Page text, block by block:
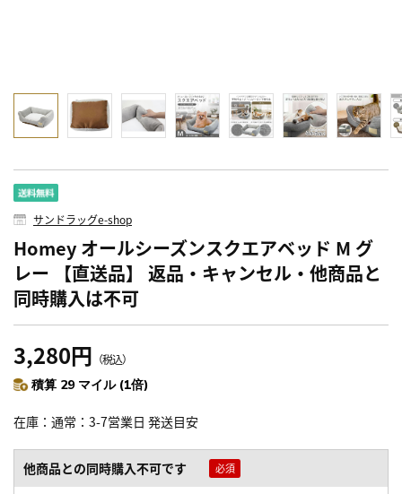
サンドラッグe-shop
Homey オールシーズンスクエアベッド M グ
レー 【直送品】 返品・キャンセル・他商品と
同時購入は不可
3,280円 （税込）
積算 29 マイル (1倍)
在庫 通常：3-7営業日 発送目安
他商品との同時購入不可です